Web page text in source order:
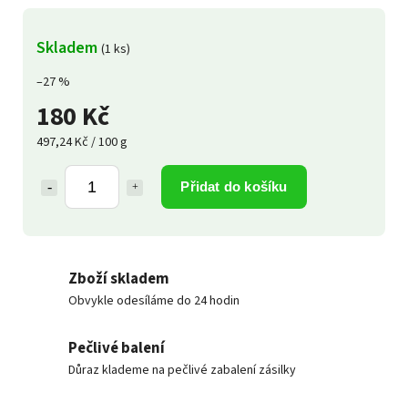
–27 %
180 Kč
497,24 Kč / 100 g
Přidat do košíku
Skladem (1 ks)
Zboží skladem
Obvykle odesíláme do 24 hodin
Pečlivé balení
Důraz klademe na pečlivé zabalení zásilky